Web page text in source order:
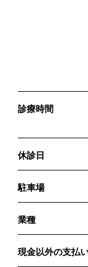
診療時間
休診日
駐車場
業種
現金以外の支払